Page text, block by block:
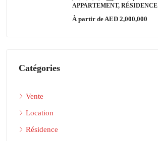
APPARTEMENT, RÉSIDENCE
À partir de AED 2,000,000
Catégories
Vente
Location
Résidence